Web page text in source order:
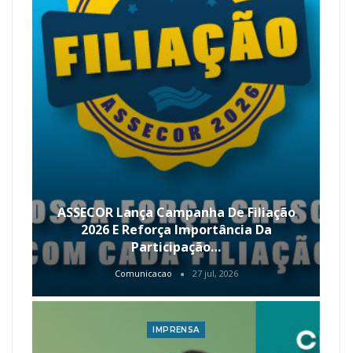
ASSECOR Lança Campanha De Filiação
2026 E Reforça Importância Da
Participação…
Comunicacao 27 jul, 2026
IMPRENSA